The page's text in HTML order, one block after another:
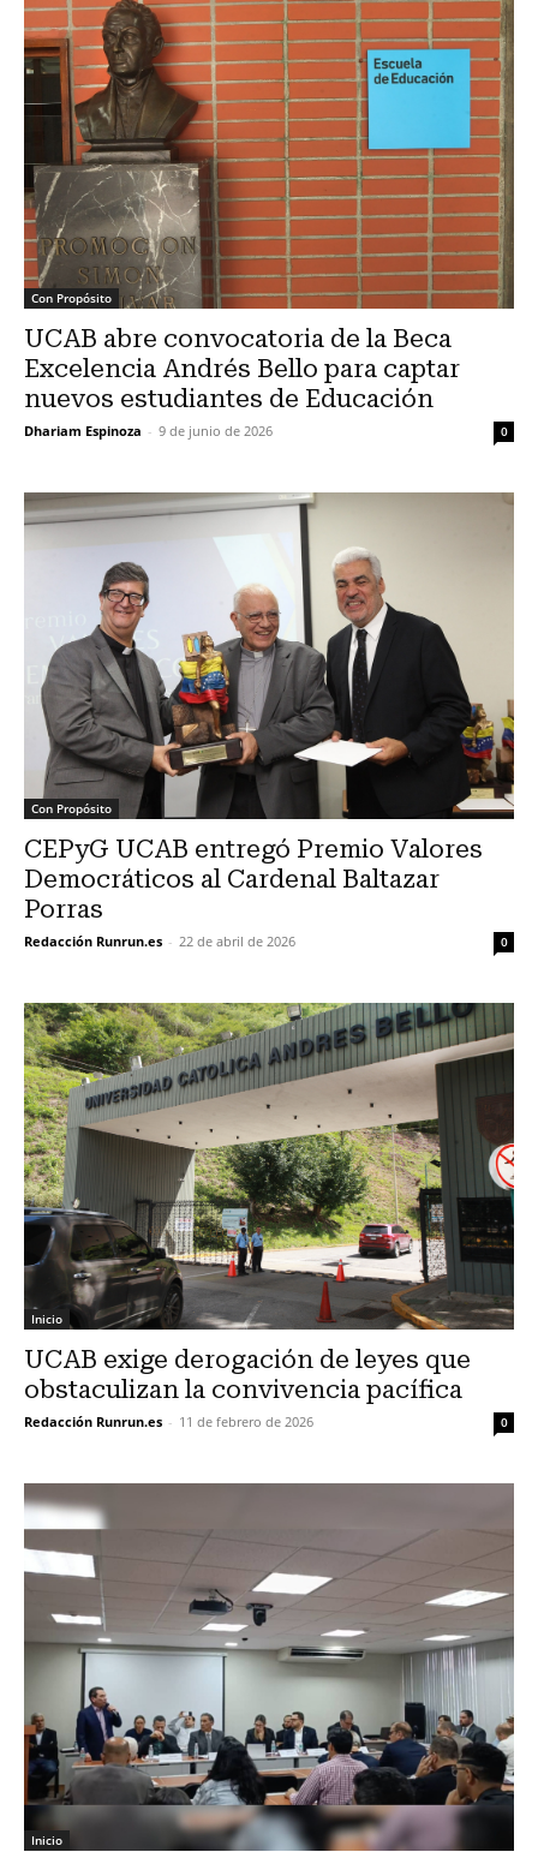
Con Propósito
UCAB abre convocatoria de la Beca
Excelencia Andrés Bello para captar
nuevos estudiantes de Educación
Dhariam Espinoza - 9 de junio de 2026 0
Con Propósito
CEPyG UCAB entregó Premio Valores
Democráticos al Cardenal Baltazar
Porras
Redacción Runrun.es - 22 de abril de 2026 0
Inicio
UCAB exige derogación de leyes que
obstaculizan la convivencia pacífica
Redacción Runrun.es - 11 de febrero de 2026 0
Inicio